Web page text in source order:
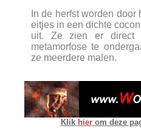
In de herfst worden
eitjes in een dichte
uit. Ze zien er direct
metamorfose te
ze meerdere malen.
Klik hier om deze